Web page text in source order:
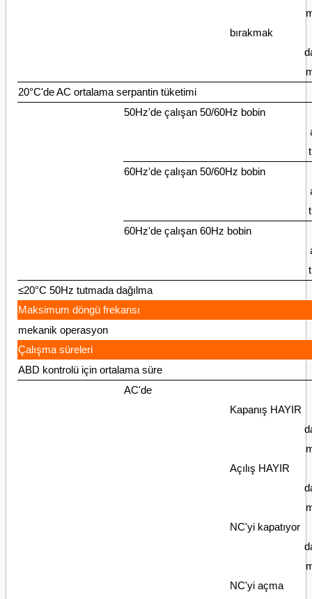
bırakmak
20°C'de AC ortalama serpantin tüketimi
50Hz'de çalışan 50/60Hz bobin
60Hz'de çalışan 50/60Hz bobin
60Hz'de çalışan 60Hz bobin
≤20°C 50Hz tutmada dağılma
Maksimum döngü frekansı
mekanik operasyon
Çalışma süreleri
ABD kontrolü için ortalama süre
AC'de
Kapanış HAYIR
Açılış HAYIR
NC'yi kapatıyor
NC'yi açma